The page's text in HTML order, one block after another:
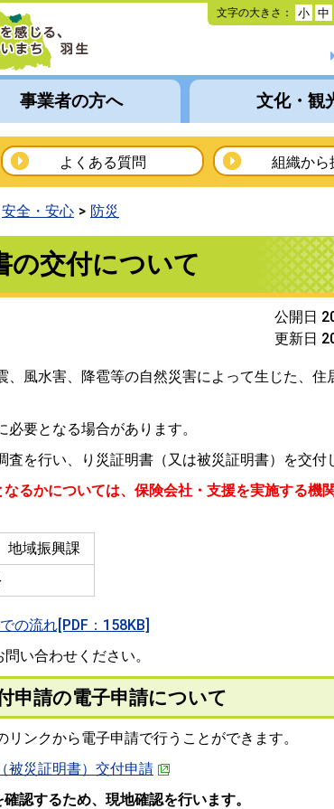
本
文
動
文字の大きさ： 小 中
事業者の方へ 文化・観
よくある質問 組織から
安全・安心 防災
の交付について
公開日
更新日
、風水害、降雹等の自然災害によって生じた、住
要となる場合があります。
を行い、り災証明書（又は被災証明書）を交付
るかについては、保険会社・支援を実施する機
域振興課
の流れ[PDF：158KB]
い合わせください。
申請の電子申請について
ンクから電子申請で行うことができます。
被災証明書）交付申請
認するため、現地確認を行います。